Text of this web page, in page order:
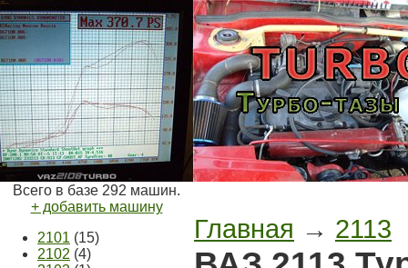
Всего в базе 292 машин.
+ добавить машину
2101 (15)
2102 (4)
Главная → 2113